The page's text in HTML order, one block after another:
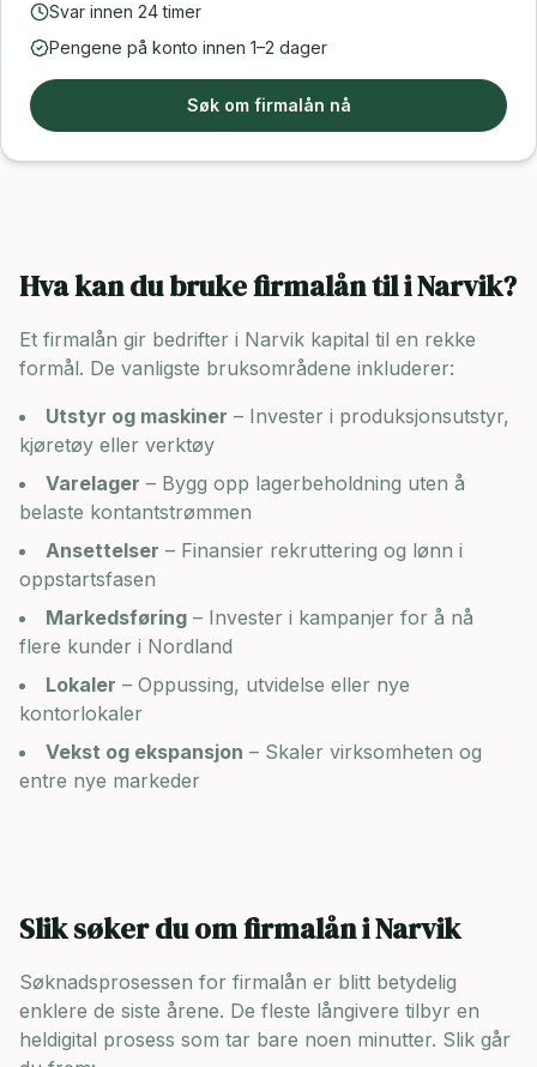
Svar innen 24 timer
Pengene på konto innen 1–2 dager
Søk om firmalån nå
Hva kan du bruke firmalån til iNarvik?
Et firmalån gir bedrifter i Narvik kapital til en rekke
formål. De vanligste bruksområdene inkluderer:
Utstyr og maskiner – Invester i produksjonsutstyr,
kjøretøy eller verktøy
Varelager – Bygg opp lagerbeholdning uten å
belaste kontantstrømmen
Ansettelser – Finansier rekruttering og lønn i
oppstartsfasen
Markedsføring – Invester i kampanjer for å nå
flere kunder i Nordland
Lokaler – Oppussing, utvidelse eller nye
kontorlokaler
Vekst og ekspansjon – Skaler virksomheten og
entre nye markeder
Slik søker du om firmalån iNarvik
Søknadsprosessen for firmalån er blitt betydelig
enklere de siste årene. De fleste långivere tilbyr en
heldigital prosess som tar bare noen minutter. Slik går